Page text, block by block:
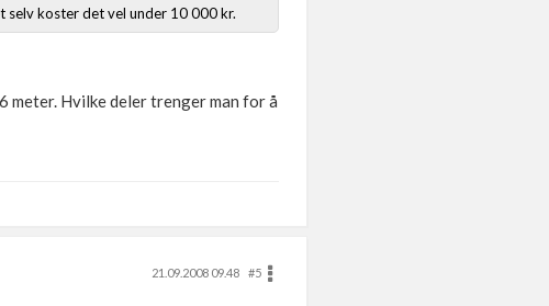
selv koster det vel under 10 000 kr.
meter. Hvilke deler trenger man for å
21.09.2008 09.48
#5